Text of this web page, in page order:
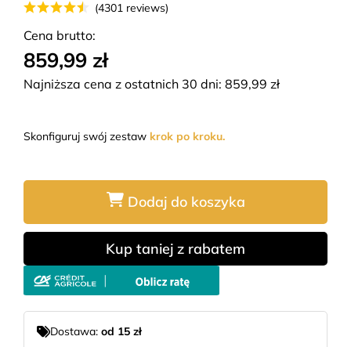
(4301 reviews)
Cena brutto:
859,99 zł
Najniższa cena z ostatnich 30 dni: 859,99 zł
Skonfiguruj swój zestaw krok po kroku.
Dodaj do koszyka
Kup taniej z rabatem
Dostawa: od 15 zł